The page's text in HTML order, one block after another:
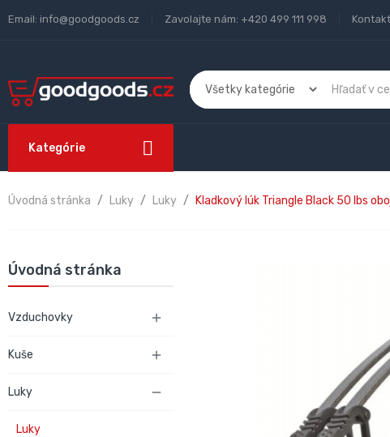
Email: info@goodgoods.cz Zavolajte nám: +420 499 111 998
Kategórie
Úvodná stránka Luky Luky Kladkový lúk Triangle Black 50 lbs
Úvodná stránka
Vzduchovky 
Kuše 
Luky 
Luky